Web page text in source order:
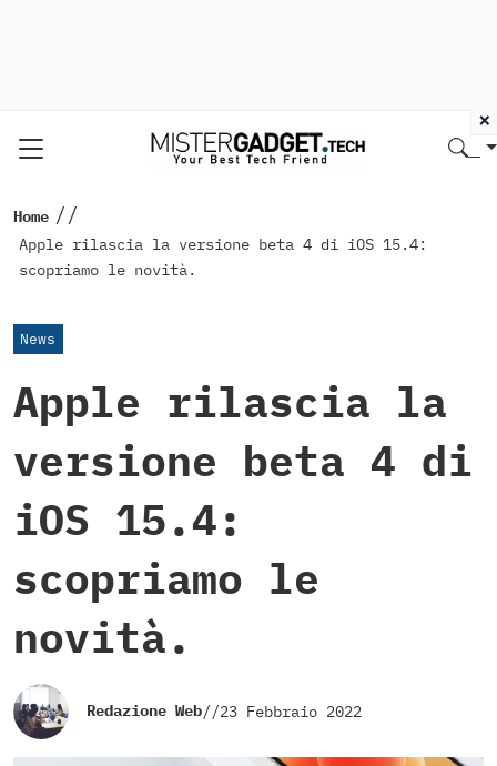
Home //
Apple rilascia la versione beta 4 di iOS 15.4:
scopriamo le novità.
News
Apple rilascia la
versione beta 4 di
iOS 15.4:
scopriamo le
novità.
Redazione Web//23 Febbraio 2022
×